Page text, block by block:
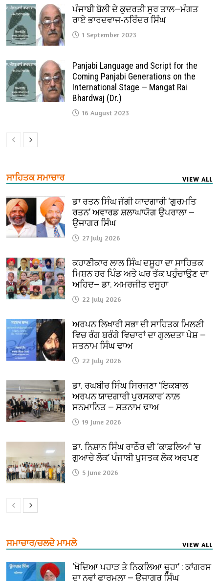
ਪੰਜਾਬੀ ਬੋਲੀ ਦੇ ਕੁਦਰਤੀ ਸੁਰ ਤਾਲ—ਮੰਗਤ
ਰਾਏ ਭਾਰਦਵਾਜ-ਨਰਿੰਦਰ ਸਿੰਘ
1 September 2023
Panjabi Language and Script for the
Coming Panjabi Generations on the
International Stage — Mangat Rai
Bhardwaj (Dr.)
16 August 2023
ਸਾਹਿਤਕ ਸਮਾਚਾਰ VIEW ALL
ਡਾ ਰਤਨ ਸਿੰਘ ਜੱਗੀ ਯਾਦਗਾਰੀ ‘ਗੁਰਮਤਿ
ਰਤਨ’ ਅਵਾਰਡ ਸ਼ਲਾਘਾਯੋਗ ਉਪਰਾਲਾ —
ਉਜਾਗਰ ਸਿੰਘ
27 July 2026
ਕਹਾਣੀਕਾਰ ਲਾਲ ਸਿੰਘ ਦਸੂਹਾ ਦਾ ਸਾਹਿਤਕ
ਮਿਸ਼ਨ ਹਰ ਪਿੰਡ ਅਤੇ ਘਰ ਤੱਕ ਪਹੁੰਚਾਉਣ ਦਾ
ਅਹਿਦ— ਡਾ. ਅਮਰਜੀਤ ਦਸੂਹਾ
22 July 2026
ਅਰਪਨ ਲਿਖਾਰੀ ਸਭਾ ਦੀ ਸਾਹਿਤਕ ਮਿਲਣੀ
ਵਿਚ ਰੰਗ ਬਰੰਗੇ ਵਿਚਾਰਾਂ ਦਾ ਗੁਲਦਤਾ ਪੇਸ਼ —
ਸਤਨਾਮ ਸਿੰਘ ਢਾਅ
22 July 2026
ਡਾ. ਰਘਬੀਰ ਸਿੰਘ ਸਿਰਜਣਾ ‘ਇਕਬਾਲ
ਅਰਪਨ ਯਾਦਗਾਰੀ ਪੁਰਸਕਾਰ’ ਨਾਲ਼
ਸਨਮਾਨਿਤ — ਸਤਨਾਮ ਢਾਅ
19 June 2026
ਡਾ. ਨਿਸ਼ਾਨ ਸਿੰਘ ਰਾਠੌਰ ਦੀ ‘ਕਾਫ਼ਲਿਆਂ ’ਚ
ਗੁਆਚੇ ਲੋਕ’ ਪੰਜਾਬੀ ਪੁਸਤਕ ਲੋਕ ਅਰਪਣ
5 June 2026
ਸਮਾਚਾਰ/ਚਲਦੇ ਮਾਮਲੇ VIEW ALL
‘ਖੋਦਿਆ ਪਹਾੜ ਤੇ ਨਿਕਲਿਆ ਚੂਹਾ’ : ਕਾਂਗਰਸ
ਦਾ ਨਵਾਂ ਫਾਰਮੂਲਾ — ਉਜਾਗਰ ਸਿੰਘ